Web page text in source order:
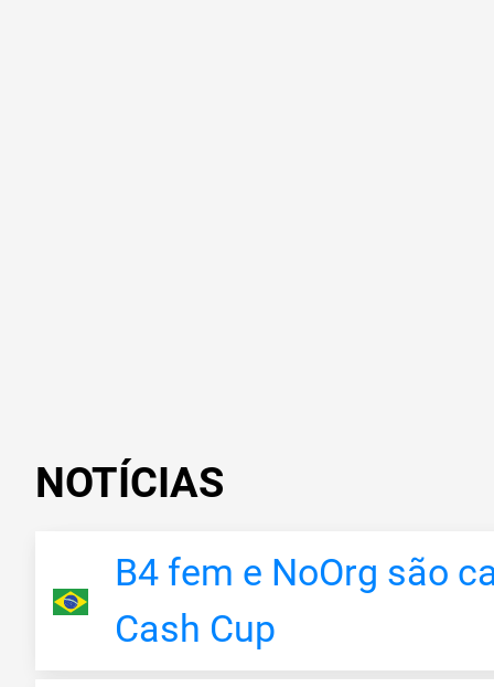
NOTÍCIAS
B4 fem e NoOrg são
Cash Cup